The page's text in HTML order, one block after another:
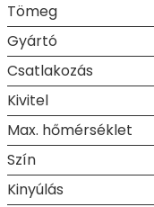
Tömeg
Gyártó
Csatlakozás
Kivitel
Max. hőmérséklet
Szín
Kinyúlás